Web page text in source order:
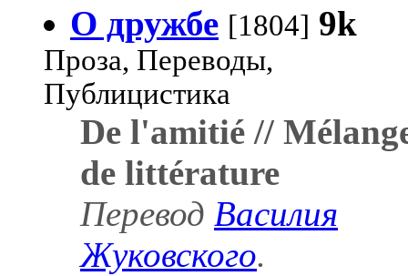
О дружбе [1804] 9k
Проза, Переводы,
Публицистика
De l'amitié //
de littérature
Перевод Василия
Жуковского.